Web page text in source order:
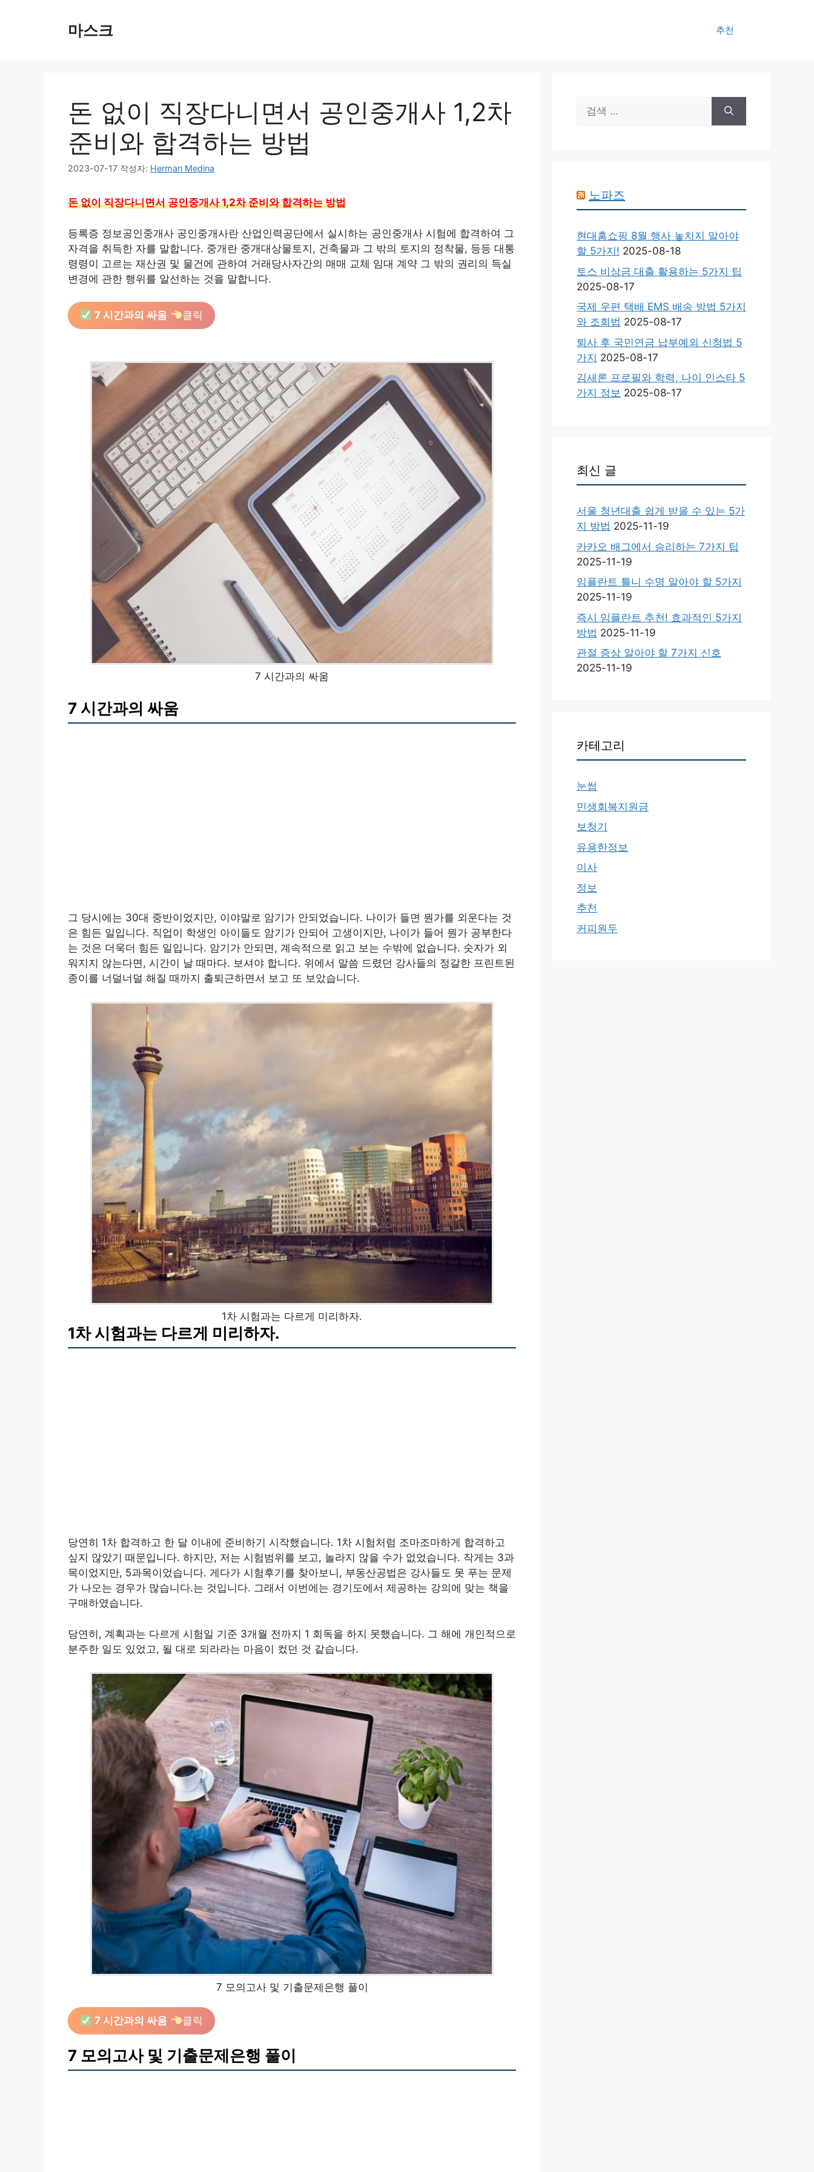
마스크 추천
돈 없이 직장다니면서 공인중개사 1,2차
준비와 합격하는 방법
2023-07-17 작성자: Herman Medina
돈 없이 직장다니면서 공인중개사 1,2차 준비와 합격하는 방법
등록증 정보공인중개사 공인중개사란 산업인력공단에서 실시하는 공인중개사 시험에 합격하여 그
자격을 취득한 자를 말합니다. 중개란 중개대상물토지, 건축물과 그 밖의 토지의 정착물, 등등 대통
령령이 고르는 재산권 및 물건에 관하여 거래당사자간의 매매 교체 임대 계약 그 밖의 권리의 득실
변경에 관한 행위를 알선하는 것을 말합니다.
7 시간과의 싸움 클릭
7 시간과의 싸움
7 시간과의 싸움
그 당시에는 30대 중반이었지만, 이야말로 암기가 안되었습니다. 나이가 들면 뭔가를 외운다는 것
은 힘든 일입니다. 직업이 학생인 아이들도 암기가 안되어 고생이지만, 나이가 들어 뭔가 공부한다
는 것은 더욱더 힘든 일입니다. 암기가 안되면, 계속적으로 읽고 보는 수밖에 없습니다. 숫자가 외
워지지 않는다면, 시간이 날 때마다. 보셔야 합니다. 위에서 말씀 드렸던 강사들의 정갈한 프린트된
종이를 너덜너덜 해질 때까지 출퇴근하면서 보고 또 보았습니다.
1차 시험과는 다르게 미리하자.
1차 시험과는 다르게 미리하자.
당연히 1차 합격하고 한 달 이내에 준비하기 시작했습니다. 1차 시험처럼 조마조마하게 합격하고
싶지 않았기 때문입니다. 하지만, 저는 시험범위를 보고, 놀라지 않을 수가 없었습니다. 작게는 3과
목이었지만, 5과목이었습니다. 게다가 시험후기를 찾아보니, 부동산공법은 강사들도 못 푸는 문제
가 나오는 경우가 많습니다.는 것입니다. 그래서 이번에는 경기도에서 제공하는 강의에 맞는 책을
구매하였습니다.
당연히, 계획과는 다르게 시험일 기준 3개월 전까지 1 회독을 하지 못했습니다. 그 해에 개인적으로
분주한 일도 있었고, 될 대로 되라라는 마음이 컸던 것 같습니다.
7 모의고사 및 기출문제은행 풀이
7 시간과의 싸움 클릭
7 모의고사 및 기출문제은행 풀이
색:
노파즈
현대홈쇼핑 8월 행사 놓치지 말아야
할 5가지! 2025-08-18
토스 비상금 대출 활용하는 5가지 팁
2025-08-17
국제 우편 택배 EMS 배송 방법 5가지
와 조회법 2025-08-17
퇴사 후 국민연금 납부예외 신청법 5
가지 2025-08-17
김새론 프로필와 학력, 나이 인스타 5
가지 정보 2025-08-17
최신 글
서울 청년대출 쉽게 받을 수 있는 5가
지 방법 2025-11-19
카카오 배그에서 승리하는 7가지 팁
2025-11-19
임플란트 틀니 수명 알아야 할 5가지
2025-11-19
즉시 임플란트 추천! 효과적인 5가지
방법 2025-11-19
관절 증상 알아야 할 7가지 신호
2025-11-19
카테고리
눈썹
민생회복지원금
보청기
유용한정보
이사
정보
추천
커피원두